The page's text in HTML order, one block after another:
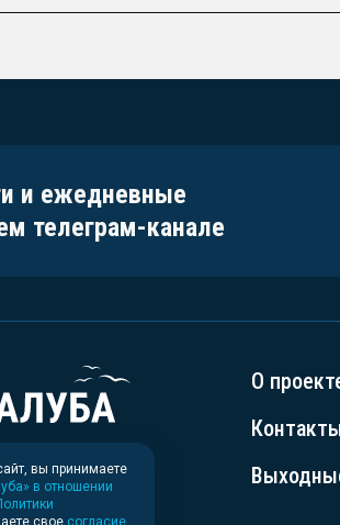
и ежедневные
телеграм-канале
О
вы принимаете
в отношении
свое согласие